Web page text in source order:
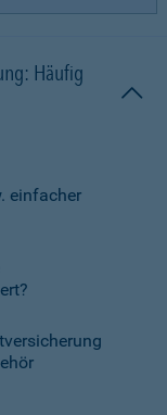
Häufig
einfacher